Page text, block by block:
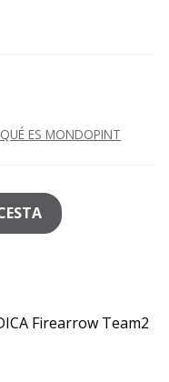
ES MONDOPINT
Firearrow Team2